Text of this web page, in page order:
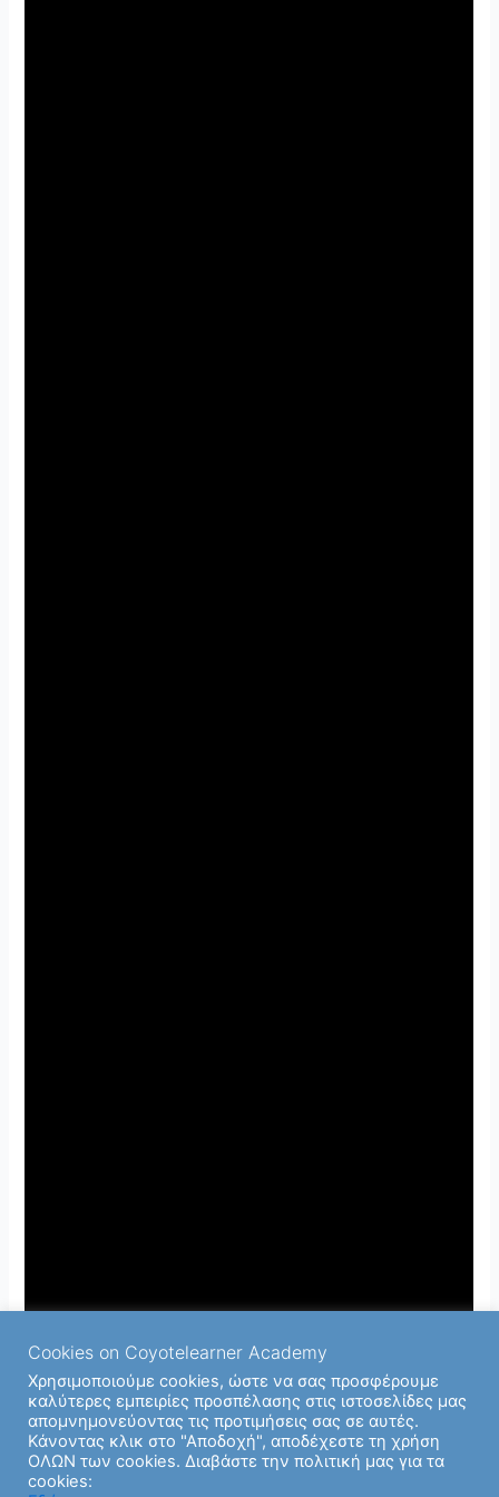
Cookies on Coyotelearner Academy
Χρησιμοποιούμε cookies, ώστε να σας προσφέρουμε
καλύτερες εμπειρίες προσπέλασης στις ιστοσελίδες μας
απομνημονεύοντας τις προτιμήσεις σας σε αυτές.
Κάνοντας κλικ στο "Αποδοχή", αποδέχεστε τη χρήση
ΟΛΩΝ των cookies. Διαβάστε την πολιτική μας για τα
cookies: